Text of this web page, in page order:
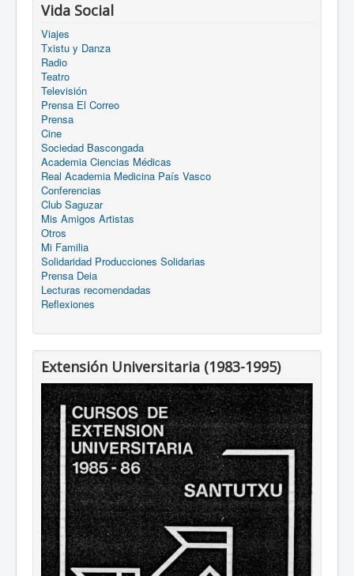
Vida Social
Viajes
Txistu y Danza
Radio
Teatro
Televisión
Prensa El Correo
Prensa
Cine
Sociedad Bascongada
Academia Ciencias Médicas
Real Academia Medicina País Vasco
Conferencias
Club Saguzar
Mis Amigos Artistas
Otros
Mi Familia
Solidaridad Producciones Solidarias
Prensa Deia
Lecturas recomendadas
Reflexiones
Extensión Universitaria (1983-1995)